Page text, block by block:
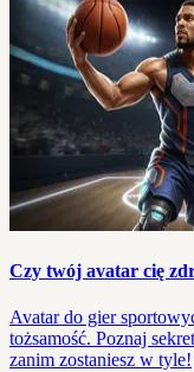
Czy twój avatar cię
Avatar do gier
tożsamość. Poznaj
zanim zostaniesz w tyle!